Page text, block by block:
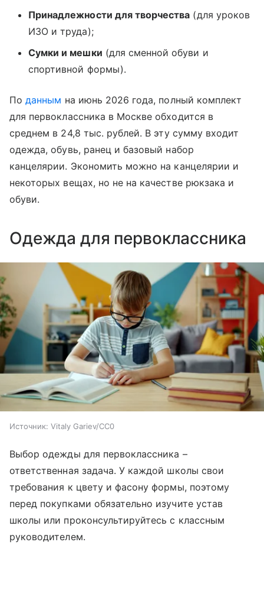
Принадлежности для творчества (для уроков
ИЗО и труда);
Сумки и мешки (для сменной обуви и
спортивной формы).
Поданным на июнь 2026 года, полный комплект
для первоклассника в Москве обходится в
среднем в 24,8 тыс. рублей. В эту сумму входит
одежда, обувь, ранец и базовый набор
канцелярии. Экономить можно на канцелярии и
некоторых вещах, но не на качестве рюкзака и
обуви.
Одежда для первоклассника
Источник: Vitaly Gariev/CC0
Выбор одежды для первоклассника –
ответственная задача. У каждой школы свои
требования к цвету и фасону формы, поэтому
перед покупками обязательно изучите устав
школы или проконсультируйтесь с классным
руководителем.